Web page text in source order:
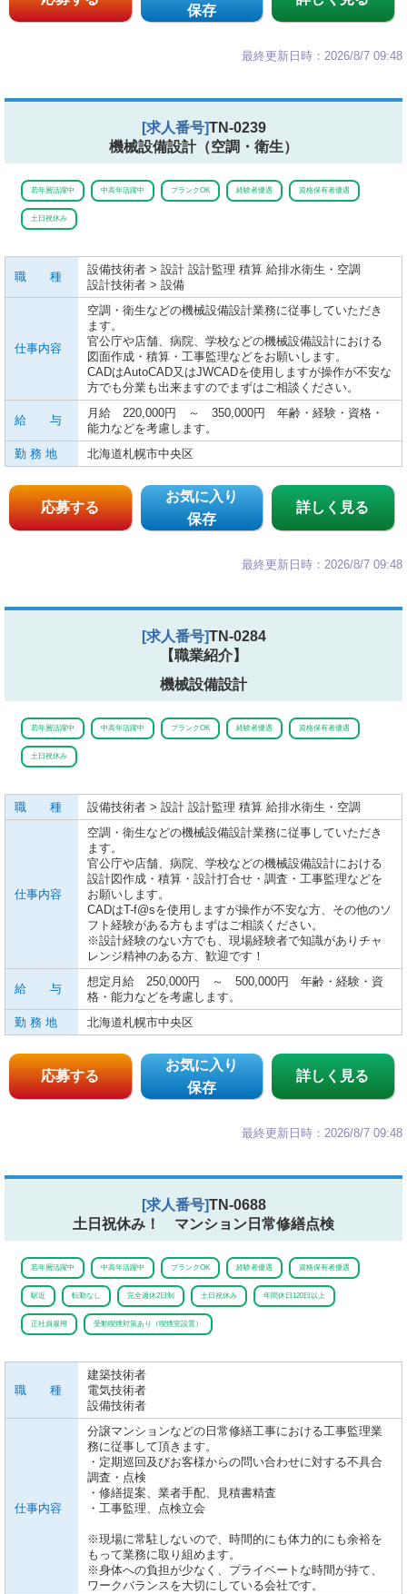
保存
最終更新日時：2026/8/7 09:48
[求人番号]TN-0239
機械設備設計（空調・衛生）
若年層活躍中 中高年活躍中 ブランクOK 経験者優遇 資格保有者優遇
土日祝休み
職 種
設備技術者 > 設計 設計監理 積算 給排水衛生・空調
設計技術者 > 設備
仕事内容
空調・衛生などの機械設備設計業務に従事していただき
ます。
官公庁や店舗、病院、学校などの機械設備設計における
図面作成・積算・工事監理などをお願いします。
CADはAutoCAD又はJWCADを使用しますが操作が不安な
方でも分業も出来ますのでまずはご相談ください。
給 与
月給 220,000円 ～ 350,000円 年齢・経験・資格・
能力などを考慮します。
勤 務 地
北海道札幌市中央区
応募する
お気に入り
保存
詳しく見る
最終更新日時：2026/8/7 09:48
[求人番号]TN-0284
【職業紹介】
機械設備設計
若年層活躍中 中高年活躍中 ブランクOK 経験者優遇 資格保有者優遇
土日祝休み
職 種 設備技術者 > 設計 設計監理 積算 給排水衛生・空調
仕事内容
空調・衛生などの機械設備設計業務に従事していただき
ます。
官公庁や店舗、病院、学校などの機械設備設計における
設計図作成・積算・設計打合せ・調査・工事監理などを
お願いします。
CADはT-f@sを使用しますが操作が不安な方、その他のソ
フト経験がある方もまずはご相談ください。
※設計経験のない方でも、現場経験者で知識がありチャ
レンジ精神のある方、歓迎です！
給 与
想定月給 250,000円 ～ 500,000円 年齢・経験・資
格・能力などを考慮します。
勤 務 地
北海道札幌市中央区
応募する
お気に入り
保存
詳しく見る
最終更新日時：2026/8/7 09:48
[求人番号]TN-0688
土日祝休み！ マンション日常修繕点検
若年層活躍中 中高年活躍中 ブランクOK 経験者優遇 資格保有者優遇
駅近 転勤なし 完全週休2日制 土日祝休み 年間休日120日以上
正社員雇用 受動喫煙対策あり（喫煙室設置）
職 種
建築技術者
電気技術者
設備技術者
仕事内容
分譲マンションなどの日常修繕工事における工事監理業
務に従事して頂きます。
・定期巡回及びお客様からの問い合わせに対する不具合
調査・点検
・修繕提案、業者手配、見積書精査
・工事監理、点検立会
※現場に常駐しないので、時間的にも体力的にも余裕を
もって業務に取り組めます。
※身体への負担が少なく、プライベートな時間が持て、
ワークバランスを大切にしている会社です。